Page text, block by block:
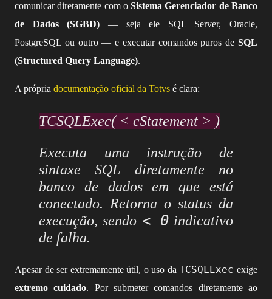
comunicar diretamente com oSistema Gerenciador de Banco
de Dados (SGBD) — seja ele SQL Server, Oracle,
PostgreSQL ou outro — e executar comandos puros de SQL
(Structured Query Language).
A própria documentação oficial da Totvs é clara:
TCSQLExec( < cStatement > )
Executa uma instrução de
sintaxe SQL diretamente no
banco de dados em que está
conectado. Retorna o status da
execução, sendo < 0indicativo
de falha.
Apesar de ser extremamente útil, o uso daTCSQLExec exige
extremo cuidado. Por submeter comandos diretamente ao